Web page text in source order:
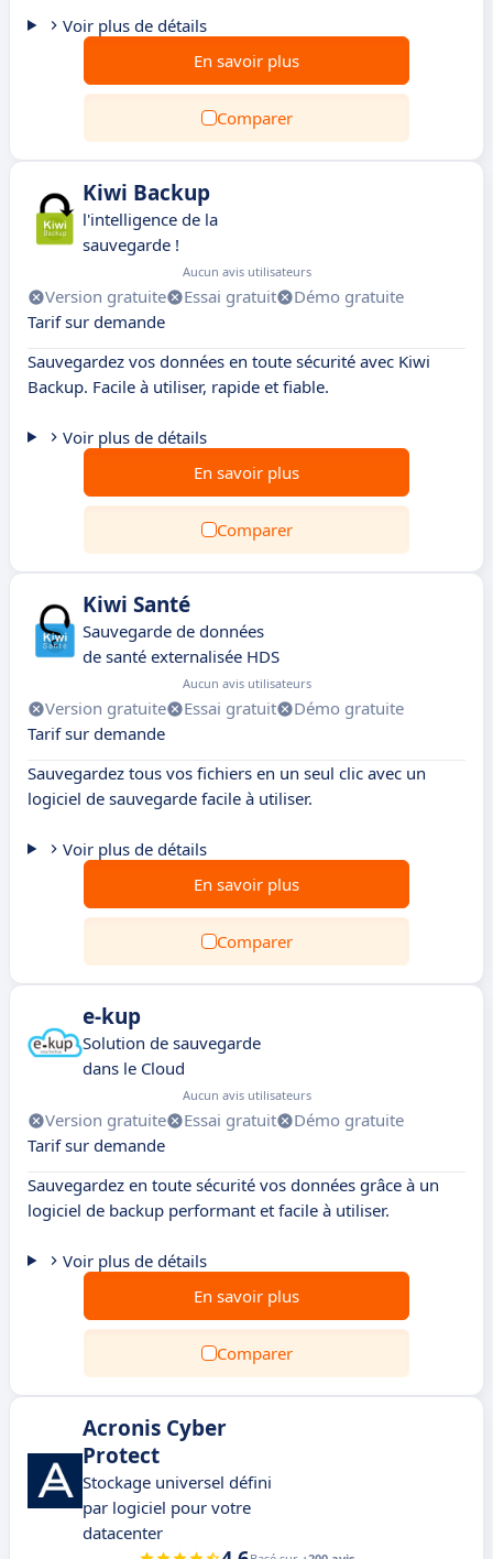
Voir plus de détails
En savoir plus
Comparer
Kiwi Backup
l'intelligence de la
sauvegarde !
Aucun avis utilisateurs
Version gratuite Essai gratuit
Démo gratuite
Tarif sur demande
Sauvegardez vos données en toute sécurité avec Kiwi
Backup. Facile à utiliser, rapide et fiable.
Voir plus de détails
En savoir plus
Comparer
Kiwi Santé
Sauvegarde de données
de santé externalisée HDS
Aucun avis utilisateurs
Version gratuite Essai gratuit
Démo gratuite
Tarif sur demande
Sauvegardez tous vos fichiers en un seul clic avec un
logiciel de sauvegarde facile à utiliser.
Voir plus de détails
En savoir plus
Comparer
e-kup
Solution de sauvegarde
dans le Cloud
Aucun avis utilisateurs
Version gratuite Essai gratuit
Démo gratuite
Tarif sur demande
Sauvegardez en toute sécurité vos données grâce à un
logiciel de backup performant et facile à utiliser.
Voir plus de détails
En savoir plus
Comparer
Acronis Cyber
Protect
Stockage universel défini
par logiciel pour votre
datacenter